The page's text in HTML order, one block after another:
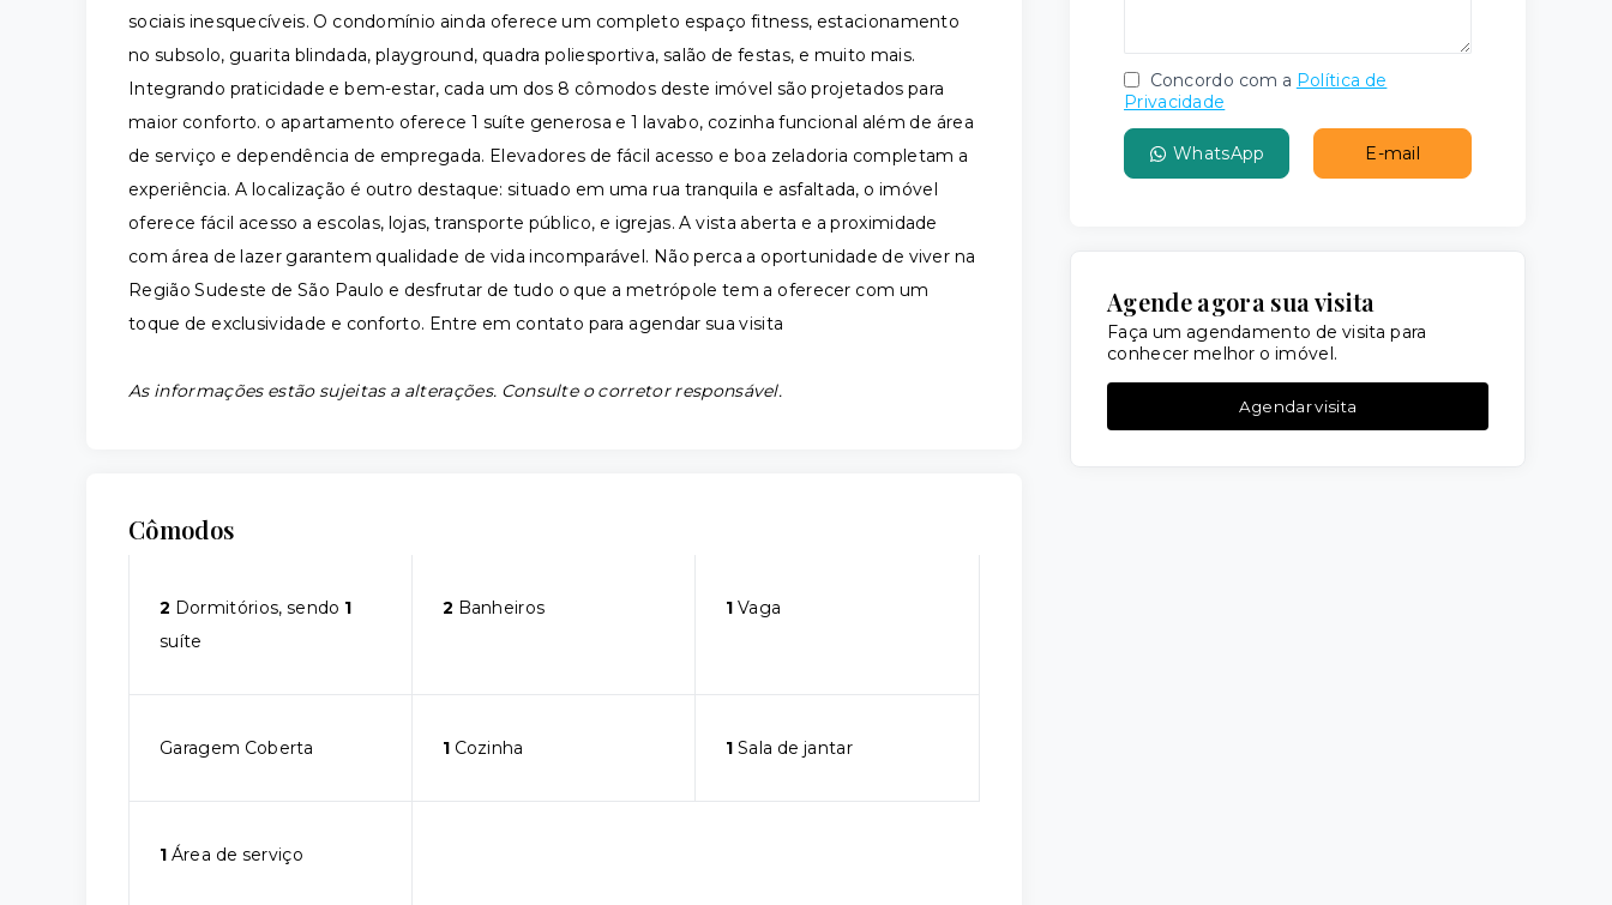
sociais inesquecíveis. O condomínio ainda oferece um completo espaço fitness, estacionamento
no subsolo, guarita blindada, playground, quadra poliesportiva, salão de festas, e muito mais.
Integrando praticidade e bem-estar, cada um dos 8 cômodos deste imóvel são projetados para
maior conforto. o apartamento oferece 1 suíte generosa e 1 lavabo, cozinha funcional além de área
de serviço e dependência de empregada. Elevadores de fácil acesso e boa zeladoria completam a
experiência. A localização é outro destaque: situado em uma rua tranquila e asfaltada, o imóvel
oferece fácil acesso a escolas, lojas, transporte público, e igrejas. A vista aberta e a proximidade
com área de lazer garantem qualidade de vida incomparável. Não perca a oportunidade de viver na
Região Sudeste de São Paulo e desfrutar de tudo o que a metrópole tem a oferecer com um
toque de exclusividade e conforto. Entre em contato para agendar sua visita
As informações estão sujeitas a alterações. Consulte o corretor responsável.
Cômodos
2 Dormitórios, sendo 1
suíte
2 Banheiros 1 Vaga
Garagem Coberta 1Cozinha 1 Sala de jantar
1 Área de serviço
Concordo com a Política de
Privacidade
WhatsApp E-mail
Agende agora sua visita
Faça um agendamento de visita para
conhecer melhor o imóvel.
Agendar visita